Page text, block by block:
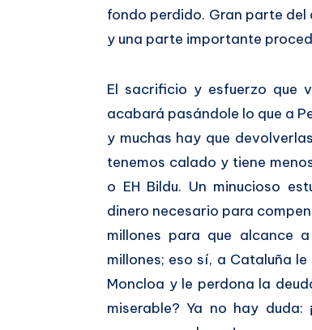
fondo perdido. Gran parte
y una parte importante
El sacrificio y esfuerzo que
acabará pasándole lo que a
y muchas hay que
tenemos calado y tiene
o EH Bildu. Un minucioso
dinero necesario para
millones para que alcance
millones; eso sí, a Cataluña
Moncloa y le perdona la
miserable? Ya no hay duda: